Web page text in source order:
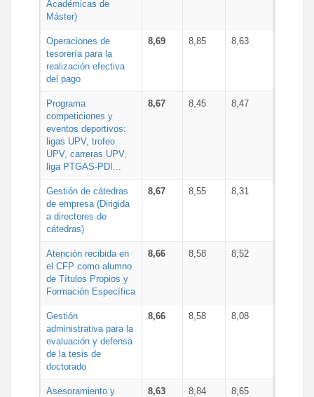
Académicas de
Máster)
Operaciones de
tesorería para la
realización efectiva
del pago
8,69 8,85 8,63
Programa
competiciones y
eventos deportivos:
ligas UPV, trofeo
UPV, carreras UPV,
liga PTGAS-PDI...
8,67 8,45 8,47
Gestión de cátedras
de empresa (Dirigida
a directores de
cátedras)
8,67 8,55 8,31
Atención recibida en
el CFP como alumno
de Títulos Propios y
Formación Específica
8,66 8,58 8,52
Gestión
administrativa para la
evaluación y defensa
de la tesis de
doctorado
8,66 8,58 8,08
Asesoramiento y
8,63 8,84 8,65